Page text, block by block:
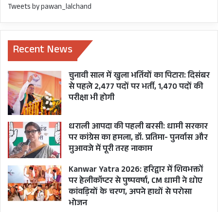
Tweets by pawan_lalchand
Recent News
चुनावी साल में खुला भर्तियों का पिटारा: दिसंबर
से पहले 2,477 पदों पर भर्ती, 1,470 पदों की
परीक्षा भी होगी
धराली आपदा की पहली बरसी: धामी सरकार
पर कांग्रेस का हमला, डॉ. प्रतिमा- पुनर्वास और
मुआवजे में पूरी तरह नाकाम
Kanwar Yatra 2026: हरिद्वार में शिवभक्तों
पर हेलीकॉप्टर से पुष्पवर्षा, CM धामी ने धोए
कांवड़ियों के चरण, अपने हाथों से परोसा
भोजन